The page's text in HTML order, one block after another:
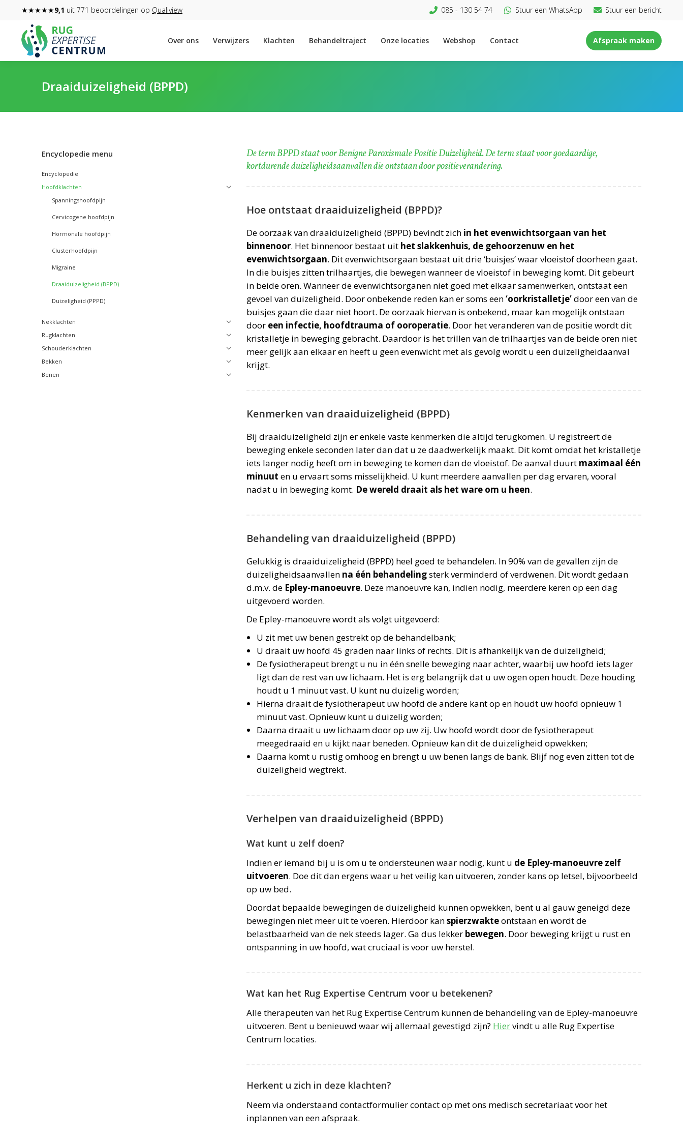
★★★★★9,1 uit 771 beoordelingen op Qualiview 085 - 130 54 74 Stuur een WhatsApp Stuur een bericht
Over ons Verwijzers Klachten Behandeltraject Onze locaties Webshop Contact Afspraak maken
Draaiduizeligheid (BPPD)
Encyclopedie menu
Encyclopedie
Hoofdklachten
Spanningshoofdpijn
Cervicogene hoofdpijn
Hormonale hoofdpijn
Clusterhoofdpijn
Migraine
Draaiduizeligheid (BPPD)
Duizeligheid (PPPD)
Nekklachten
Rugklachten
Schouderklachten
Bekken
Benen
De term BPPD staat voor Benigne Paroxismale Positie Duizeligheid. De term staat voor goedaardige,
kortdurende duizeligheidsaanvallen die ontstaan door positieverandering.
Hoe ontstaat draaiduizeligheid (BPPD)?
De oorzaak van draaiduizeligheid (BPPD) bevindt zich in het evenwichtsorgaan van het
binnenoor. Het binnenoor bestaat uit het slakkenhuis, de gehoorzenuw en het
evenwichtsorgaan. Dit evenwichtsorgaan bestaat uit drie ‘buisjes’ waar vloeistof doorheen gaat.
In die buisjes zitten trilhaartjes, die bewegen wanneer de vloeistof in beweging komt. Dit gebeurt
in beide oren. Wanneer de evenwichtsorganen niet goed met elkaar samenwerken, ontstaat een
gevoel van duizeligheid. Door onbekende reden kan er soms een‘oorkristalletje’door een van de
buisjes gaan die daar niet hoort. De oorzaak hiervan is onbekend, maar kan mogelijk ontstaan
door een infectie, hoofdtrauma of ooroperatie. Door het veranderen van de positie wordt dit
kristalletje in beweging gebracht. Daardoor is het trillen van de trilhaartjes van de beide oren niet
meer gelijk aan elkaar en heeft u geen evenwicht met als gevolg wordt u een duizeligheidaanval
krijgt.
Kenmerken van draaiduizeligheid (BPPD)
Bij draaiduizeligheid zijn er enkele vaste kenmerken die altijd terugkomen. U registreert de
beweging enkele seconden later dan dat u ze daadwerkelijk maakt. Dit komt omdat het kristalletje
iets langer nodig heeft om in beweging te komen dan de vloeistof. De aanval duurt maximaal één
minuut en u ervaart soms misselijkheid. U kunt meerdere aanvallen per dag ervaren, vooral
nadat u in beweging komt. De wereld draait als het ware om u heen.
Behandeling van draaiduizeligheid (BPPD)
Gelukkig is draaiduizeligheid (BPPD) heel goed te behandelen. In 90% van de gevallen zijn de
duizeligheidsaanvallen na één behandelingsterk verminderd of verdwenen. Dit wordt gedaan
d.m.v. de Epley-manoeuvre. Deze manoeuvre kan, indien nodig, meerdere keren op een dag
uitgevoerd worden.
De Epley-manoeuvre wordt als volgt uitgevoerd:
U zit met uw benen gestrekt op de behandelbank;
U draait uw hoofd 45 graden naar links of rechts. Dit is afhankelijk van de duizeligheid;
De fysiotherapeut brengt u nu in één snelle beweging naar achter, waarbij uw hoofd iets lager
ligt dan de rest van uw lichaam. Het is erg belangrijk dat u uw ogen open houdt. Deze houding
houdt u 1 minuut vast. U kunt nu duizelig worden;
Hierna draait de fysiotherapeut uw hoofd de andere kant op en houdt uw hoofd opnieuw 1
minuut vast. Opnieuw kunt u duizelig worden;
Daarna draait u uw lichaam door op uw zij. Uw hoofd wordt door de fysiotherapeut
meegedraaid en u kijkt naar beneden. Opnieuw kan dit de duizeligheid opwekken;
Daarna komt u rustig omhoog en brengt u uw benen langs de bank. Blijf nog even zitten tot de
duizeligheid wegtrekt.
Verhelpen van draaiduizeligheid (BPPD)
Wat kunt u zelf doen?
Indien er iemand bij u is om u te ondersteunen waar nodig, kunt u de Epley-manoeuvre zelf
uitvoeren. Doe dit dan ergens waar u het veilig kan uitvoeren, zonder kans op letsel, bijvoorbeeld
op uw bed.
Doordat bepaalde bewegingen de duizeligheid kunnen opwekken, bent u al gauw geneigd deze
bewegingen niet meer uit te voeren. Hierdoor kanspierzwakteontstaan en wordt de
belastbaarheid van de nek steeds lager. Ga dus lekker bewegen. Door beweging krijgt u rust en
ontspanning in uw hoofd, wat cruciaal is voor uw herstel.
Wat kan het Rug Expertise Centrum voor u betekenen?
Alle therapeuten van het Rug Expertise Centrum kunnen de behandeling van de Epley-manoeuvre
uitvoeren. Bent u benieuwd waar wij allemaal gevestigd zijn? Hiervindt u alle Rug Expertise
Centrum locaties.
Herkent u zich in deze klachten?
Neem via onderstaand contactformulier contact op met ons medisch secretariaat voor het
inplannen van een afspraak.